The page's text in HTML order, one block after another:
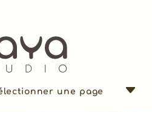
une page